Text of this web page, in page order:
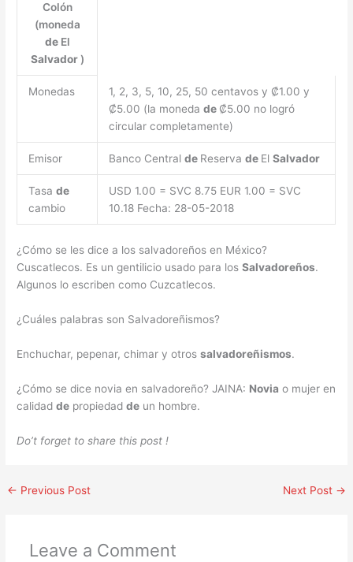
Colón
(moneda
de El
Salvador )
Monedas
1, 2, 3, 5, 10, 25, 50 centavos y ₡1.00 y
₡5.00 (la moneda de ₡5.00 no logró
circular completamente)
Emisor Banco Central de Reserva de El Salvador
Tasa de
cambio
USD 1.00 = SVC 8.75 EUR 1.00 = SVC
10.18 Fecha: 28-05-2018
¿Cómo se les dice a los salvadoreños en México?
Cuscatlecos. Es un gentilicio usado para losSalvadoreños.
Algunos lo escriben como Cuzcatlecos.
¿Cuáles palabras son Salvadoreñismos?
Enchuchar, pepenar, chimar y otrossalvadoreñismos.
¿Cómo se dice novia en salvadoreño? JAINA: Novia o mujer en
calidadde propiedadde un hombre.
Do’t forget to share this post !
← Previous Post Next Post →
Leave a Comment